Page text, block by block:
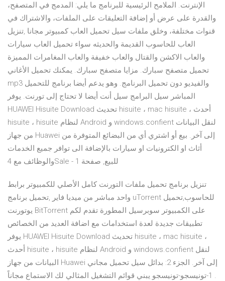
الإنترنت. الملامح الرئيسية للبرنامج ما يلي: المدمج في المتصفح،
والقدرة على عرض أو إضافة التعليقات على الملفات، والاشتراك في
قنوات مختلفة، وخلق ملفات سيل تحميل العاب كمبيوتر مجانا ,تنزيل
العاب للحاسوب القديمة والحديثه سواء تحميل العاب سيارات
والعاب الاكشن والقتال والعاب خفيفة والعاب المغامرات المميزة
تحميل متصفح سبارك. مزايا متصفح سبارك. يمكنك تحميل الأغاني
mp3 والفيديو دون تحميل البرنامج. وهو يدعم أيضا برنامج للتحميل
المباشر سيل البرامج سيل أنت أيضا لا تحتاج إلى تورنت. يوفر
HUAWEI Hisuite Download تحديث hisuite ، mac hisuite ، أحدث
hisuite ، hisuite لنظام Android و windows.confient لنقل البيانات
من جهاز Huawei إلى آخر. بيع أو اشتري أي من البضائع المتوفرة من
أثاث او الكترونيات او سيارات بالإضافة الى توافر جميع الخدمات
والوظائف مع 4Sale - للبيع, صفحة 1
تنزيل برنامج تحميل ملفات التورنت كامل الأصلي للكمبيوتر برابط
واحد مباشر من ميديا فاير ,تحميل برنامج uTorrent للحاسوب,تحميل
يوتورنت BitTorrent على الكمبيوتر سوبرسيل المطورة تقدم لكم
تطبيقات جديدة لعدة استخدامات مع اضافة العديد من الخصائص
يوفر HUAWEI Hisuite Download تحديث hisuite ، mac hisuite ،
أحدث hisuite ، hisuite لنظام Android و windows.confient لنقل
البيانات من جهاز Huawei إلى آخر. الجزء 2: بدائل سيل تحميل مجاني
. 1-تونيسجو-تونيسجو يبني قوائم التشغيل المثالي لك الاستماع مجاناً